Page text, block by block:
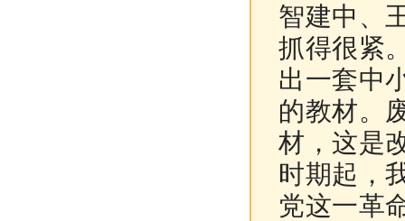
智建中、
抓得很紧
出一套中
的教材。
材，这是
时期起，
党这一革